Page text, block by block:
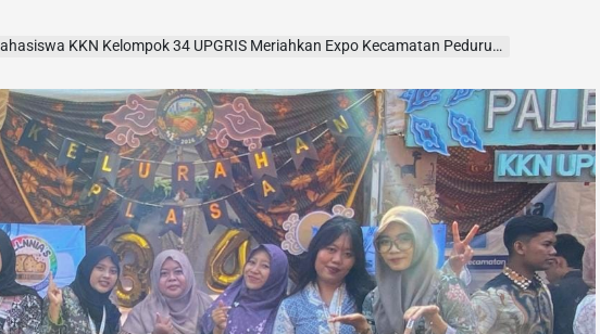
KKN Kelompok 34 UPGRIS Meriahkan Expo Kecamatan Pedurungan melalui Promosi UMKM dan Pentas Seni